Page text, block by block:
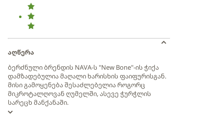
აღწერა
ბერძნული ბრენდის NAVA-ს "New Bone"-ის ჭიქა
დამზადებულია მაღალი ხარისხის ფაიფურისგან.
მისი გამოყენება შესაძლებელია როგორც
მიკროტალღოვან ღუმელში, ასევე ჭურჭლის
სარეცხ მანქანაში.